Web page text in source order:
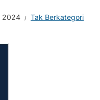
2024 Tak Berkategori